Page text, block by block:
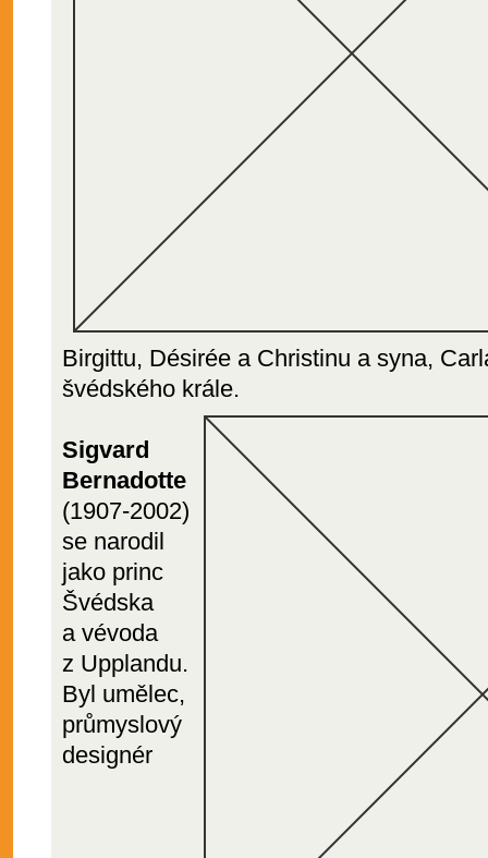
Birgittu, Désirée a Christinu a syna,
švédského krále.
Sigvard
Bernadotte
(1907-2002)
se narodil
jako princ
Švédska
a vévoda
z Upplandu.
Byl umělec,
průmyslový
designér